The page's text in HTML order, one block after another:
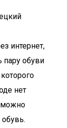
интернет,
обуви
нет
можно